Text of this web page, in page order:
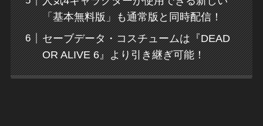
「基本無料版」も通常版と同時配信！
セーブデータ・コスチュームは『DEAD
OR ALIVE 6』より引き継ぎ可能！